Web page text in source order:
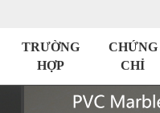
TRƯỜNG
HỢP
CHỨNG
CHỈ